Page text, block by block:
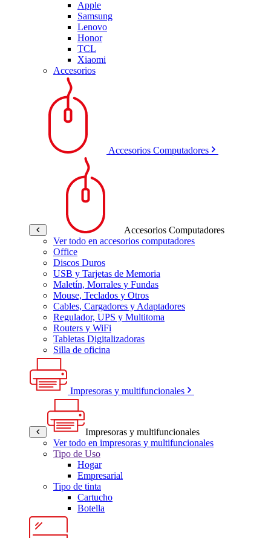
Apple
Samsung
Lenovo
Honor
TCL
Xiaomi
Accesorios
Accesorios Computadores
Accesorios Computadores
Ver todo en accesorios computadores
Office
Discos Duros
USB y Tarjetas de Memoria
Maletín, Morrales y Fundas
Mouse, Teclados y Otros
Cables, Cargadores y Adaptadores
Regulador, UPS y Multitoma
Routers y WiFi
Tabletas Digitalizadoras
Silla de oficina
Impresoras y multifuncionales
Impresoras y multifuncionales
Ver todo en impresoras y multifuncionales
Tipo de Uso
Hogar
Empresarial
Tipo de tinta
Cartucho
Botella